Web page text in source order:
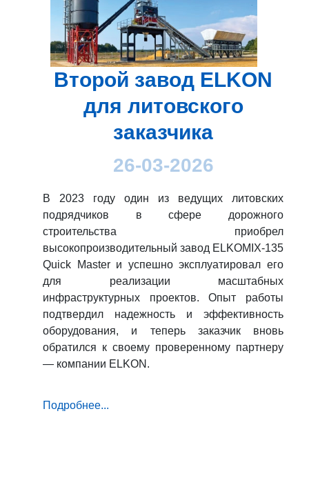
Второй завод ELKON
для литовского
заказчика
26-03-2026
В 2023 году один из ведущих литовских
подрядчиков в сфере дорожного
строительства приобрел
высокопроизводительный завод ELKOMIX-135
Quick Master и успешно эксплуатировал его
для реализации масштабных
инфраструктурных проектов. Опыт работы
подтвердил надежность и эффективность
оборудования, и теперь заказчик вновь
обратился к своему проверенному партнеру
— компании ELKON.
Подробнее...